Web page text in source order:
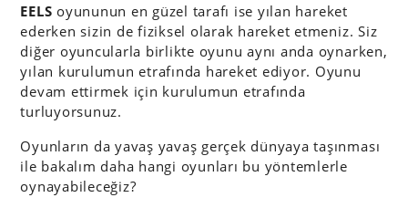
EELS oyununun en güzel tarafı ise yılan hareket
ederken sizin de fiziksel olarak hareket etmeniz. Siz
diğer oyuncularla birlikte oyunu aynı anda oynarken,
yılan kurulumun etrafında hareket ediyor. Oyunu
devam ettirmek için kurulumun etrafında
turluyorsunuz.
Oyunların da yavaş yavaş gerçek dünyaya taşınması
ile bakalım daha hangi oyunları bu yöntemlerle
oynayabileceğiz?